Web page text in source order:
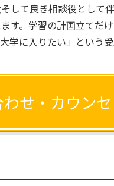
して良き相談役とし
す。学習の計画立て
に入りたい」という
わせ・カウン